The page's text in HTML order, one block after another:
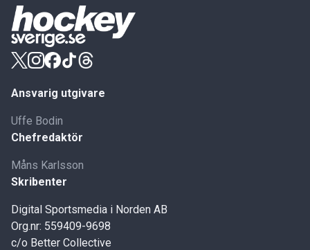
Ansvarig utgivare
Uffe Bodin
Chefredaktör
Måns Karlsson
Skribenter
Digital Sportsmedia i Norden AB
Org.nr: 559409-9698
c/o Better Collective